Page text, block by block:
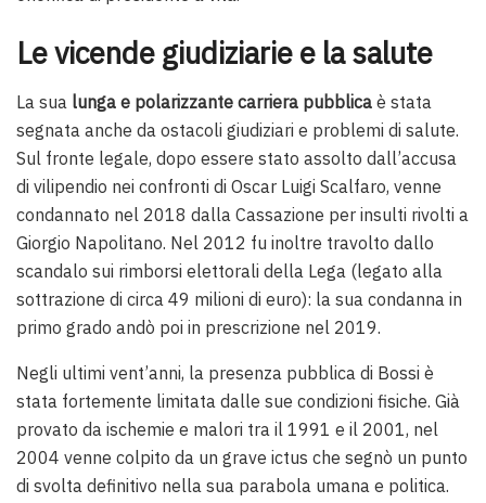
Le vicende giudiziarie e la salute
La sua lunga e polarizzante carriera pubblica è stata
segnata anche da ostacoli giudiziari e problemi di salute.
Sul fronte legale, dopo essere stato assolto dall’accusa
di vilipendio nei confronti di Oscar Luigi Scalfaro, venne
condannato nel 2018 dalla Cassazione per insulti rivolti a
Giorgio Napolitano. Nel 2012 fu inoltre travolto dallo
scandalo sui rimborsi elettorali della Lega (legato alla
sottrazione di circa 49 milioni di euro): la sua condanna in
primo grado andò poi in prescrizione nel 2019.
Negli ultimi vent’anni, la presenza pubblica di Bossi è
stata fortemente limitata dalle sue condizioni fisiche. Già
provato da ischemie e malori tra il 1991 e il 2001, nel
2004 venne colpito da un grave ictus che segnò un punto
di svolta definitivo nella sua parabola umana e politica.